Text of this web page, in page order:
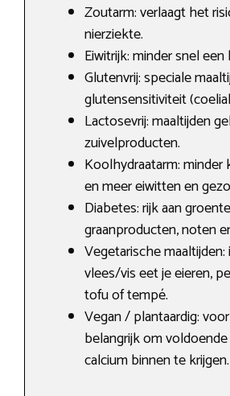
Zoutarm: verlaagt het
nierziekte.
Eiwitrijk: minder snel
Glutenvrij: speciale
glutensensitiviteit
Lactosevrij: maaltijden
zuivelproducten.
Koolhydraatarm:
en meer eiwitten en
Diabetes: rijk aan
graanproducten, noten
Vegetarische
vlees/vis eet je eieren,
tofu of tempé.
Vegan / plantaardig:
belangrijk om
calcium binnen te krijgen.